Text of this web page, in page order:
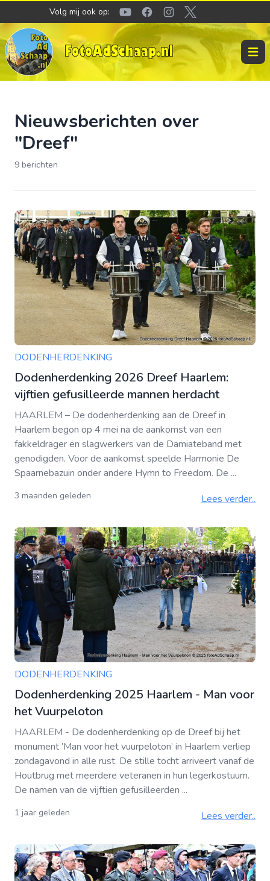
Volg mij ook op:
YoutubeFacebookInstagram
Twitter
Open
Nieuwsberichten over
"Dreef"
9 berichten
DODENHERDENKING
Dodenherdenking 2026 Dreef Haarlem:
vijftien gefusilleerde mannen herdacht
HAARLEM – De dodenherdenking aan de Dreef in
Haarlem begon op 4 mei na de aankomst van een
fakkeldrager en slagwerkers van de Damiateband met
genodigden. Voor de aankomst speelde Harmonie De
Spaarnebazuin onder andere Hymn to Freedom. De ...
3 maanden geleden Lees verder..
DODENHERDENKING
Dodenherdenking 2025 Haarlem - Man voor
het Vuurpeloton
HAARLEM - De dodenherdenking op de Dreef bij het
monument ’Man voor het vuurpeloton’ in Haarlem verliep
zondagavond in alle rust. De stille tocht arriveert vanaf de
Houtbrug met meerdere veteranen in hun legerkostuum.
De namen van de vijftien gefusilleerden ...
1 jaar geleden Lees verder..